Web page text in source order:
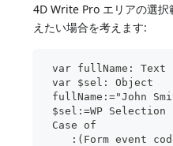
4D Write Pro エリアの選
えたい場合を考えます:
var fullName: Text
var $sel: Object
fullName:="John
$sel:=WP Selection
Case of
:(Form event